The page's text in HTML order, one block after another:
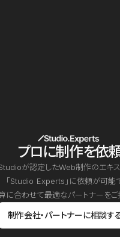
プロに制作を依
が認定したWeb制作のエキ
「Studio Experts」に依頼が可能で
に合わせて最適なパートナーをご
制作会社・パートナーに相談す